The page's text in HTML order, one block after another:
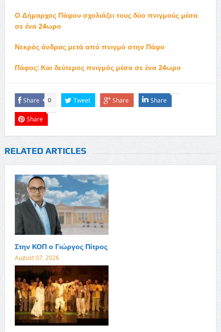
Ο Δήμαρχος Πάφου σχολιάζει τους δύο πνιγμούς μέσα
σε ένα 24ωρο
Νεκρός άνδρας μετά από πνιγμό στην Πάφο
Πάφος: Και δεύτερος πνιγμός μέσα σε ένα 24ωρο
Share 0 Tweet Share Share
Share
RELATED ARTICLES
Στην ΚΟΠ ο Γιώργος Πίτρος
August 07, 2026